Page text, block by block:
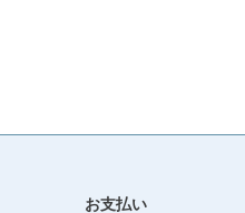
お支払い